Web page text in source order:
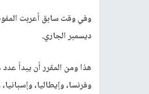
ديسمبر الجاري.
هذا ومن المقرر أن يبدأ عدد
وفرنسا، وإيطاليا، وإسبانيا،